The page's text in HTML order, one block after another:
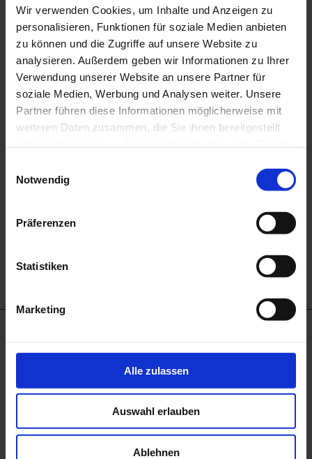
Wir verwenden Cookies, um Inhalte und Anzeigen zu
personalisieren, Funktionen für soziale Medien anbieten
zu können und die Zugriffe auf unsere Website zu
analysieren. Außerdem geben wir Informationen zu Ihrer
Verwendung unserer Website an unsere Partner für
soziale Medien, Werbung und Analysen weiter. Unsere
Partner führen diese Informationen möglicherweise mit
weiteren Daten zusammen, die Sie ihnen bereitgestellt
Notwendig
Präferenzen
Statistiken
Marketing
Alle zulassen
Auswahl erlauben
Ablehnen
LED Deckenleuchte SOS
Schuller
the loft
Zum Showroom
Sterne-